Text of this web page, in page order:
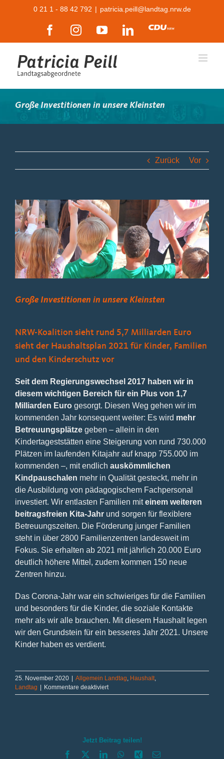
0 21 1 - 88 42 792 | patricia.peill@landtag.nrw.de
FacebookInstagramYouTubeLinkedIn
CDU
Große Investitionen in unsere Kleinsten
Zurück Vor
Zeige
grösseres
Bild
Große Investitionen in unsere Kleinsten
NRW-Koalition sieht rund 5,7 Milliarden Euro
sieht der Haushaltsplan 2021 für Kinder, Familien
und den Kinderschutz vor
Seit dem Regierungswechsel 2017 haben wir in
diesem wichtigen Bereich für ein Plus von 1,7
Milliarden Euro gesorgt. Diesen Weg gehen wir im
kommenden Jahr konsequent weiter: Es wird mehr
Betreuungsplätze geben – allein in den
Kindertageststätten eine Steigerung von rund 730.000
Plätzen im laufenden Kitajahr auf knapp 755.000 im
kommenden –, mit endlich auskömmlichen
Kindpauschalen mehr in Qualität gesteckt, mehr in
die Ausbildung von pädagogischem Fachpersonal
investiert. Wir entlasten Familien miteinem weiteren
beitragsfreien Kita-Jahr und sorgen für flexiblere
Betreuungszeiten. Die Förderung junger Familien
steht in über 2800 Familienzentren landesweit im
Fokus. Sie erhalten ab 2021 mit jährlich 20.000 Euro
deutlich höhere Mittel, zudem kommen 150 neue
Zentren hinzu.
Das Corona-Jahr war ein schwieriges für die Familien
und besonders für die Kinder, die soziale Kontakte
mehr als wir alle brauchen. Mit diesem Haushalt legen
wir den Grundstein für ein besseres Jahr 2021. Unsere
Kinder haben es verdient.
25. November 2020 | Allgemein Landtag Haushalt
Landtag | Kommentare deaktiviertfür
Große
Jetzt Beitrag teilen!
Facebook LinkedInWhatsApp
Xing E-